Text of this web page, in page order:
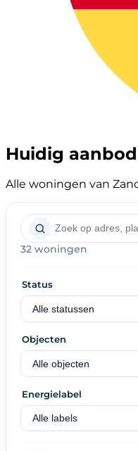
Huidig aanbod
Alle woningen van
32 woningen
Status
Objecten
Energielabel